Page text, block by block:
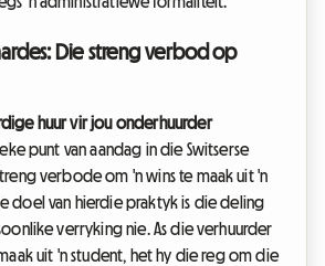
Die streng verbod op
huur vir jou onderhuurder
punt van aandag in die Switserse
verbode om 'n wins te maak uit 'n
doel van hierdie praktyk is die deling
verryking nie. As die verhuurder
uit 'n student, het hy die reg om die